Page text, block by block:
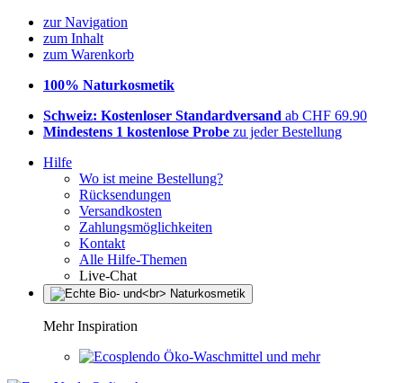
zur Navigation
zum Inhalt
zum Warenkorb
100% Naturkosmetik
Schweiz: Kostenloser Standardversand ab CHF 69.90
Mindestens 1 kostenlose Probe zu jeder Bestellung
Hilfe
Wo ist meine Bestellung?
Rücksendungen
Versandkosten
Zahlungsmöglichkeiten
Kontakt
Alle Hilfe-Themen
Live-Chat
Mehr Inspiration
Öko-Waschmittel und mehr